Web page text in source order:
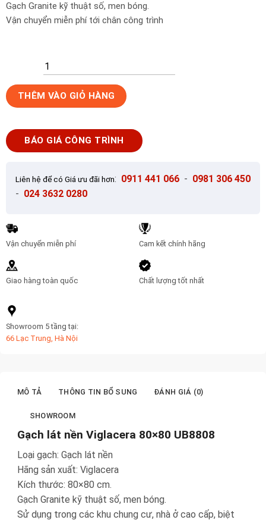
Gạch Granite kỹ thuật số, men bóng.
Vận chuyển miễn phí tới chân công trình
Gạch
lát
Viglacera
80x80
THÊM VÀO GIỎ HÀNG
BÁO GIÁ CÔNG TRÌNH
Liên hệ để có Giá ưu đãi hơn: 0911 441 066 - 0981 306 450
- 024 3632 0280
Vận chuyển miễn phí
Giao hàng toàn quốc
Cam kết chính hãng
Chất lượng tốt nhất
Showroom 5 tầng tại:
66 Lạc Trung, Hà Nội
MÔ TẢ THÔNG TIN BỔ SUNG ĐÁNH GIÁ (0)
SHOWROOM
Gạch lát nền Viglacera 80×80 UB8808
Loại gạch: Gạch lát nền
Hãng sản xuất: Viglacera
Kích thước: 80×80 cm.
Gạch Granite kỹ thuật số, men bóng.
Sử dụng trong các khu chung cư, nhà ở cao cấp, biệt